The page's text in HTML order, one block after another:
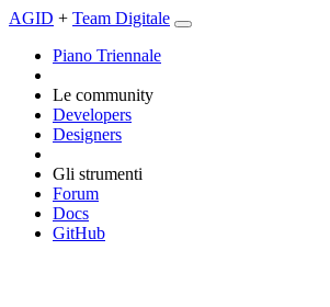
AGID + Team Digitale
Piano Triennale
Le community
Developers
Designers
Gli strumenti
Forum
Docs
GitHub